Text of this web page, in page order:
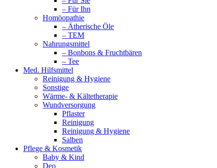
– Für Ihn
Homöopathie
– Ätherische Öle
– TEM
Nahrungsmittel
– Bonbons & Fruchtbären
– Tee
Med. Hilfsmittel
Reinigung & Hygiene
Sonstige
Wärme- & Kältetherapie
Wundversorgung
Pflaster
Reinigung
Reinigung & Hygiene
Salben
Pflege & Kosmetik
Baby & Kind
Deo